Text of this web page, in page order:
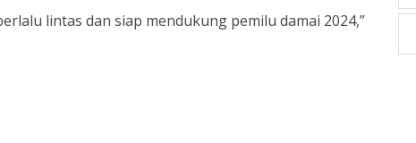
lintas dan siap mendukung pemilu damai 2024,”